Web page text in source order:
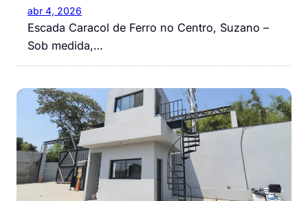
abr 4, 2026
Escada Caracol de Ferro no Centro, Suzano –
Sob medida,…